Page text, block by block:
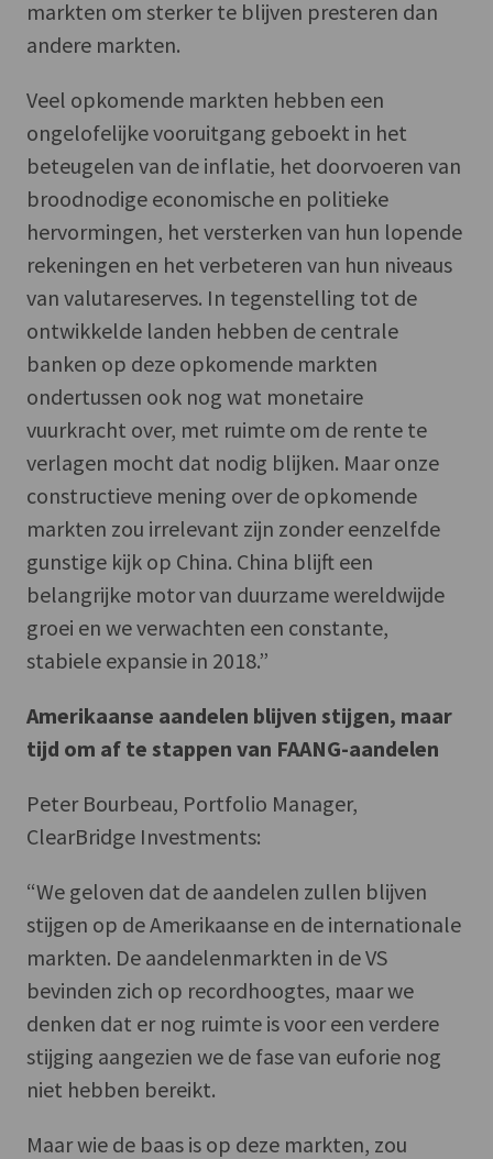
markten om sterker te blijven presteren dan
andere markten.
Veel opkomende markten hebben een
ongelofelijke vooruitgang geboekt in het
beteugelen van de inflatie, het doorvoeren van
broodnodige economische en politieke
hervormingen, het versterken van hun lopende
rekeningen en het verbeteren van hun niveaus
van valutareserves. In tegenstelling tot de
ontwikkelde landen hebben de centrale
banken op deze opkomende markten
ondertussen ook nog wat monetaire
vuurkracht over, met ruimte om de rente te
verlagen mocht dat nodig blijken. Maar onze
constructieve mening over de opkomende
markten zou irrelevant zijn zonder eenzelfde
gunstige kijk op China. China blijft een
belangrijke motor van duurzame wereldwijde
groei en we verwachten een constante,
stabiele expansie in 2018.”
Amerikaanse aandelen blijven stijgen, maar
tijd om af te stappen van FAANG-aandelen
Peter Bourbeau, Portfolio Manager,
ClearBridge Investments:
“We geloven dat de aandelen zullen blijven
stijgen op de Amerikaanse en de internationale
markten. De aandelenmarkten in de VS
bevinden zich op recordhoogtes, maar we
denken dat er nog ruimte is voor een verdere
stijging aangezien we de fase van euforie nog
niet hebben bereikt.
Maar wie de baas is op deze markten, zou